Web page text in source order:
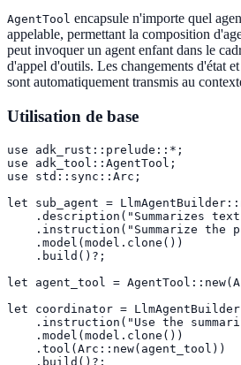
AgentTool encapsule n'importe quel
appelable, permettant la composition
peut invoquer un agent enfant dans le
d'appel d'outils. Les changements d'état
sont automatiquement transmis au
Utilisation de base
use adk_rust::prelude::*;
use adk_tool::AgentTool;
use std::sync::Arc;
let sub_agent =
.description("Summarizes
.instruction("Summarize the
    .model(model.clone())
    .build()?;
let agent_tool =
let coordinator =
.instruction("Use the
    .model(model.clone())
    .tool(Arc::new(agent_tool))
    .build()?;